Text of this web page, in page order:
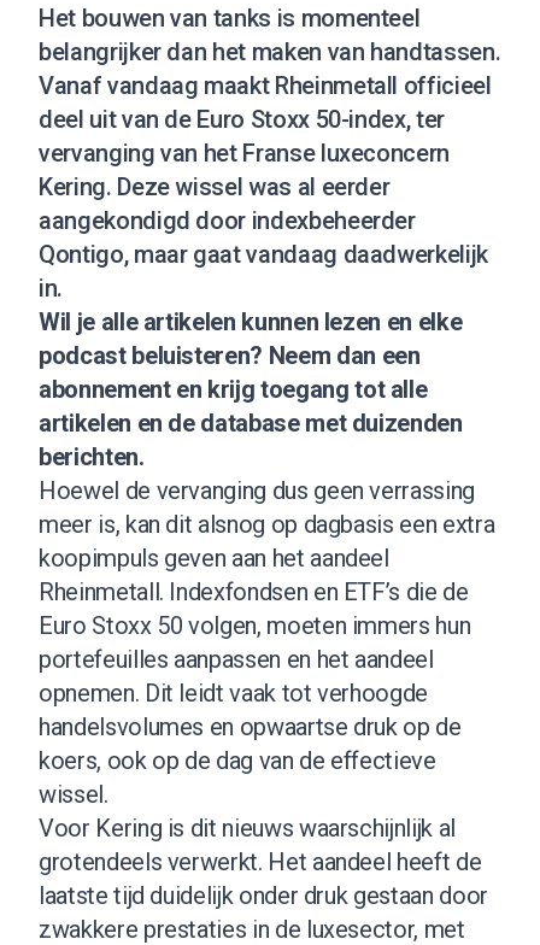
Het bouwen van tanks is momenteel
belangrijker dan het maken van handtassen.
Vanaf vandaag maakt Rheinmetall officieel
deel uit van de Euro Stoxx 50-index, ter
vervanging van het Franse luxeconcern
Kering. Deze wissel was al eerder
aangekondigd door indexbeheerder
Qontigo, maar gaat vandaag daadwerkelijk
in.
Wil je alle artikelen kunnen lezen en elke
podcast beluisteren? Neem dan een
abonnementen krijg toegang tot alle
artikelen en de database met duizenden
berichten.
Hoewel de vervanging dus geen verrassing
meer is, kan dit alsnog op dagbasis een extra
koopimpuls geven aan het aandeel
Rheinmetall. Indexfondsen en ETF’s die de
Euro Stoxx 50 volgen, moeten immers hun
portefeuilles aanpassen en het aandeel
opnemen. Dit leidt vaak tot verhoogde
handelsvolumes en opwaartse druk op de
koers, ook op de dag van de effectieve
wissel.
Voor Kering is dit nieuws waarschijnlijk al
grotendeels verwerkt. Het aandeel heeft de
laatste tijd duidelijk onder druk gestaan door
zwakkere prestaties in de luxesector, met